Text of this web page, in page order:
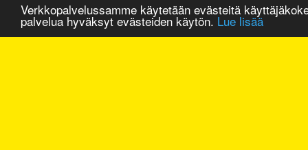
Verkkopalvelussamme käytetään evästeitä
palvelua hyväksyt evästeiden käytön. Lue lisää